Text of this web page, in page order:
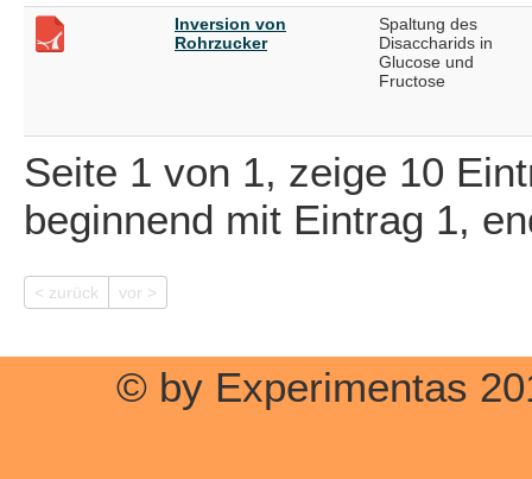
Inversion von
Rohrzucker
Spaltung des
Disaccharids in
Glucose und
Fructose
Seite 1 von 1, zeige 10
beginnend mit Eintrag 1,
< zurück vor >
© by Experimentas